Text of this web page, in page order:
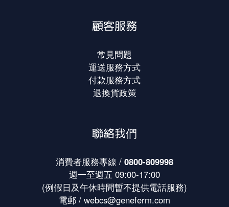
顧客服務
常見問題
運送服務方式
付款服務方式
退換貨政策
聯絡我們
消費者服務專線 / 0800-809998
週一至週五 09:00-17:00
(例假日及午休時間暫不提供電話服務)
電郵 / webcs@geneferm.com